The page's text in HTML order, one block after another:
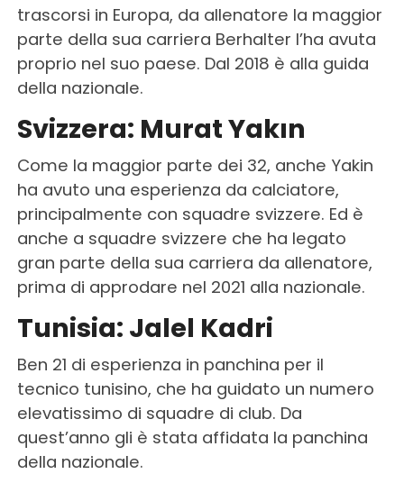
trascorsi in Europa, da allenatore la maggior
parte della sua carriera Berhalter l’ha avuta
proprio nel suo paese. Dal 2018 è alla guida
della nazionale.
Svizzera: Murat Yakın
Come la maggior parte dei 32, anche Yakin
ha avuto una esperienza da calciatore,
principalmente con squadre svizzere. Ed è
anche a squadre svizzere che ha legato
gran parte della sua carriera da allenatore,
prima di approdare nel 2021 alla nazionale.
Tunisia: Jalel Kadri
Ben 21 di esperienza in panchina per il
tecnico tunisino, che ha guidato un numero
elevatissimo di squadre di club. Da
quest’anno gli è stata affidata la panchina
della nazionale.